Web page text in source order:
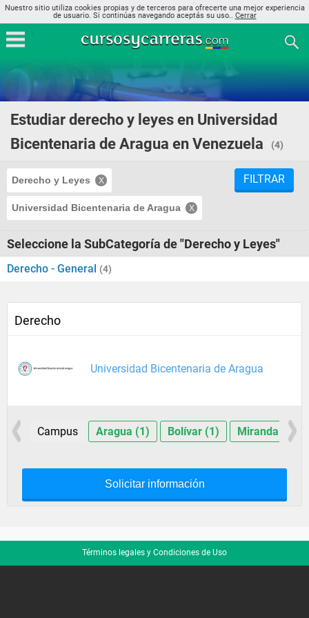
Nuestro sitio utiliza cookies propias y de terceros para ofrecerte una mejor experiencia
de usuario. Si continúas navegando aceptás su uso.. Cerrar
Estudiar derecho y leyes en Universidad
Bicentenaria de Aragua en Venezuela
(4)
Derecho y Leyes
Universidad Bicentenaria de Aragua
FILTRAR
Seleccione la SubCategoría de "Derecho y Leyes"
Derecho - General (4)
Derecho
Universidad Bicentenaria de Aragua
Campus Aragua (1) Bolívar (1) Miranda (1)
Solicitar información
Términos legales y Condiciones de Uso